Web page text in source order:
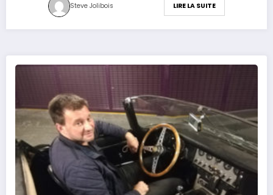
Steve Jolibois LIRE LA SUITE